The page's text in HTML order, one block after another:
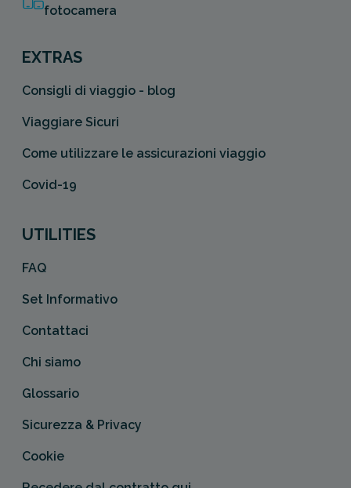
fotocamera
EXTRAS
Consigli di viaggio - blog
Viaggiare Sicuri
Come utilizzare le assicurazioni viaggio
Covid-19
UTILITIES
FAQ
Set Informativo
Contattaci
Chi siamo
Glossario
Sicurezza & Privacy
Cookie